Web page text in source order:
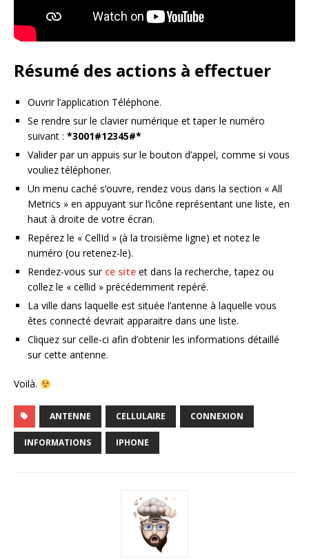
Résumé des actions à effectuer
Ouvrir l’application Téléphone.
Se rendre sur le clavier numérique et taper le numéro
suivant : *3001#12345#*
Valider par un appuis sur le bouton d’appel, comme si vous
vouliez téléphoner.
Un menu caché s’ouvre, rendez vous dans la section « All
Metrics » en appuyant sur l’icône représentant une liste, en
haut à droite de votre écran.
Repérez le « CellId » (à la troisième ligne) et notez le
numéro (ou retenez-le).
Rendez-vous sur ce site et dans la recherche, tapez ou
collez le « cellid » précédemment repéré.
La ville dans laquelle est située l’antenne à laquelle vous
êtes connecté devrait apparaitre dans une liste.
Cliquez sur celle-ci afin d’obtenir les informations détaillé
sur cette antenne.
Voilà.
ANTENNE CELLULAIRE CONNEXION
INFORMATIONS IPHONE